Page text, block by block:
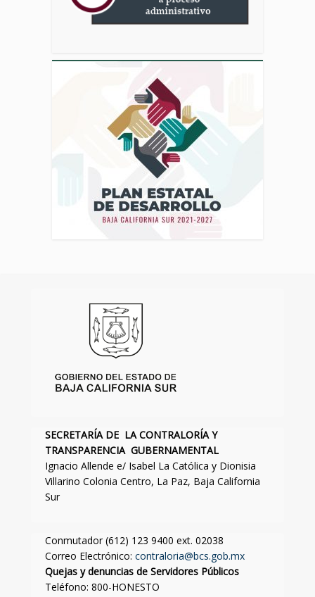
SECRETARÍA DE LA CONTRALORÍA Y
TRANSPARENCIA GUBERNAMENTAL
Ignacio Allende e/ Isabel La Católica y Dionisia
Villarino Colonia Centro, La Paz, Baja California
Sur
Conmutador (612) 123 9400 ext. 02038
Correo Electrónico: contraloria@bcs.gob.mx
Quejas y denuncias de Servidores Públicos
Teléfono: 800-HONESTO